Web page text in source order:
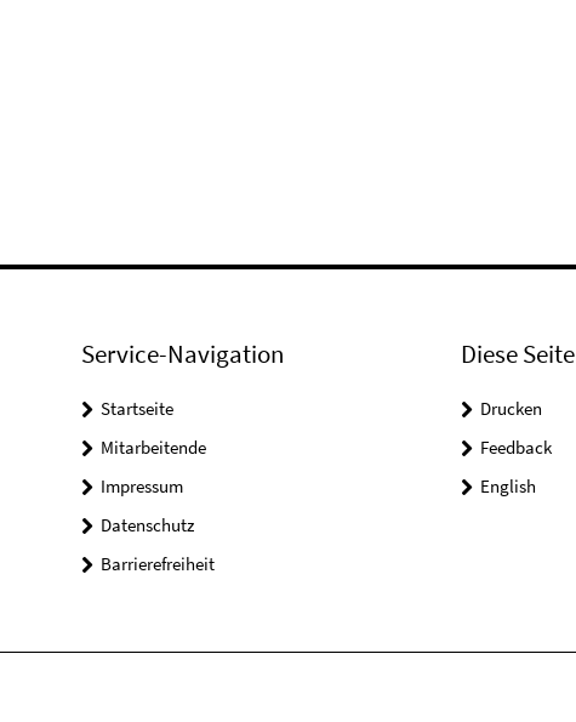
Service-Navigation
Startseite
Mitarbeitende
Impressum
Datenschutz
Barrierefreiheit
Diese Seite
Drucken
Feedback
English